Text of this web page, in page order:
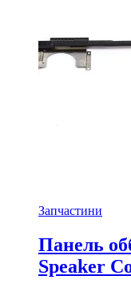
Запчастини
Панель
Speaker